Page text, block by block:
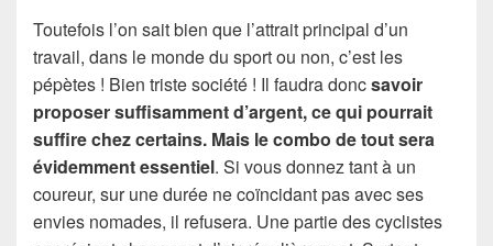
Toutefois l’on sait bien que l’attrait principal d’un
travail, dans le monde du sport ou non, c’est les
pépètes ! Bien triste société ! Il faudra doncsavoir
proposer suffisamment d’argent, ce qui pourrait
suffire chez certains. Mais le combo de tout sera
évidemment essentiel. Si vous donnez tant à un
coureur, sur une durée ne coïncidant pas avec ses
envies nomades, il refusera. Une partie des cyclistes